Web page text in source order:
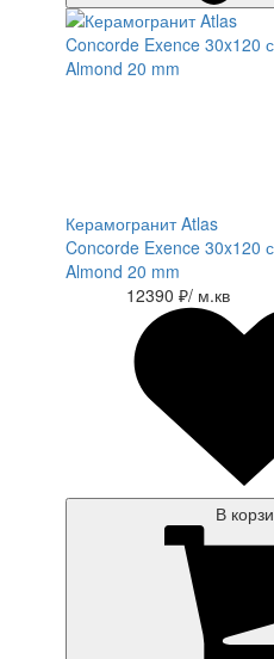
Керамогранит Atlas
Concorde Exence 30x120
Almond 20 mm
12390 ₽/ м.кв
В